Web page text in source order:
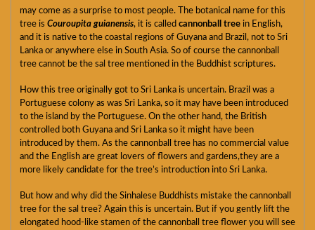
may come as a surprise to most people. The botanical name for this
tree is Couroupita guianensis, it is called cannonball tree in English,
and it is native to the coastal regions of Guyana and Brazil, not to Sri
Lanka or anywhere else in South Asia. So of course the cannonball
tree cannot be the sal tree mentioned in the Buddhist scriptures.
How this tree originally got to Sri Lanka is uncertain. Brazil was a
Portuguese colony as was Sri Lanka, so it may have been introduced
to the island by the Portuguese. On the other hand, the British
controlled both Guyana and Sri Lanka so it might have been
introduced by them. As the cannonball tree has no commercial value
and the English are great lovers of flowers and gardens,they are a
more likely candidate for the tree’s introduction into Sri Lanka.
But how and why did the Sinhalese Buddhists mistake the cannonball
tree for the sal tree? Again this is uncertain. But if you gently lift the
elongated hood-like stamen of the cannonball tree flower you will see